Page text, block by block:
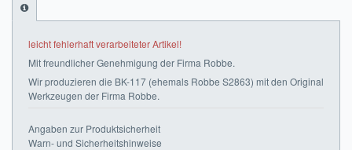
FAQ
Was wir bieten
leicht fehlerhaft verarbeiteter Artikel!
Mit freundlicher Genehmigung der Firma Robbe.
Wir produzieren die BK-117 (ehemals Robbe S2863) mit den Original
Werkzeugen der Firma Robbe.
Angaben zur Produktsicherheit
Warn- und Sicherheitshinweise